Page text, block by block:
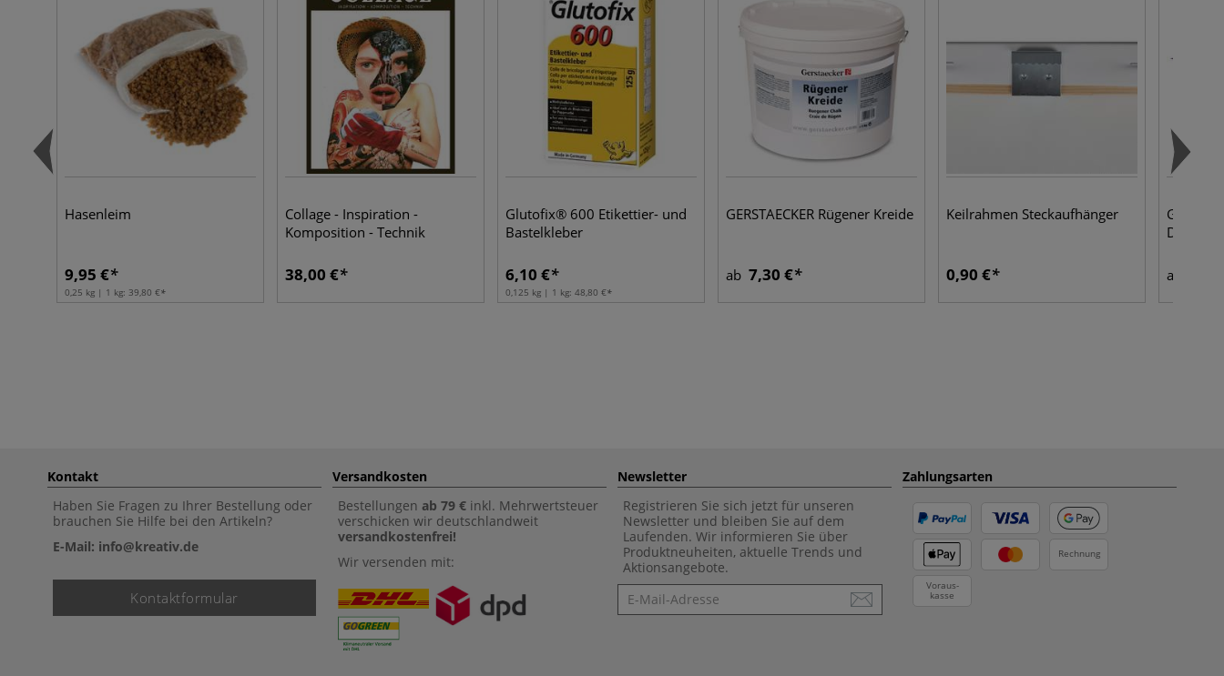
Hasenleim
9,95 €
0,25 kg | 1 kg: 39,80 €
Collage - Inspiration -
Komposition - Technik
38,00 €
Glutofix® 600 Etikettier- und
Bastelkleber
6,10 €
0,125 kg | 1 kg: 48,80 €
GERSTAECKER Rügener Kreide
ab 7,30 €
Keilrahmen Steckaufhänger
0,90 €
Detail-
ab
Kontakt
Haben Sie Fragen zu Ihrer Bestellung oder
brauchen Sie Hilfe bei den Artikeln?
E-Mail: info@kreativ.de
Kontaktformular
Versandkosten
Bestellungen ab 79 € inkl. Mehrwertsteuer
verschicken wir deutschlandweit
versandkostenfrei!
Wir versenden mit:
Newsletter
Registrieren Sie sich jetzt für unseren
Newsletter und bleiben Sie auf dem
Laufenden. Wir informieren Sie über
Produktneuheiten, aktuelle Trends und
Aktionsangebote.
Newsletter
Zahlungsarten
Rechnung
Voraus-
kasse